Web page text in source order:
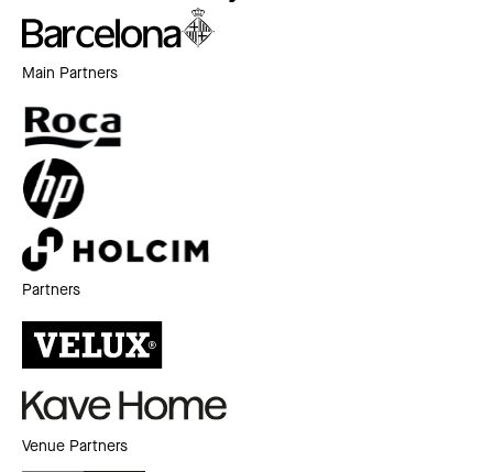
Main Partners
Partners
Venue Partners